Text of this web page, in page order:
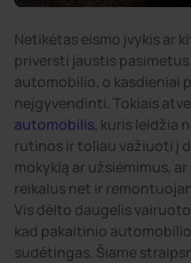
Netikėtas eismo įvykis ar
priversti jaustis
automobilio, o kasdieniai
neįgyvendinti. Tokiais
automobilis, kuris leidžia
rutinos ir toliau važiuoti į
mokyklą ar užsiėmimus,
reikalus net ir
Vis dėlto daugelis
kad pakaitinio
sudėtingas. Šiame